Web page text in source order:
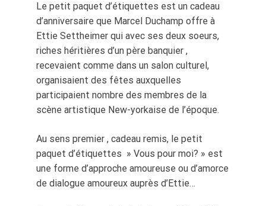
Le petit paquet d’étiquettes est un cadeau
d’anniversaire que Marcel Duchamp offre à
Ettie Settheimer qui avec ses deux soeurs,
riches héritières d’un père banquier ,
recevaient comme dans un salon culturel,
organisaient des fêtes auxquelles
participaient nombre des membres de la
scène artistique New-yorkaise de l’époque.
Au sens premier , cadeau remis, le petit
paquet d’étiquettes » Vous pour moi? » est
une forme d’approche amoureuse ou d’amorce
de dialogue amoureux auprès d’Ettie…